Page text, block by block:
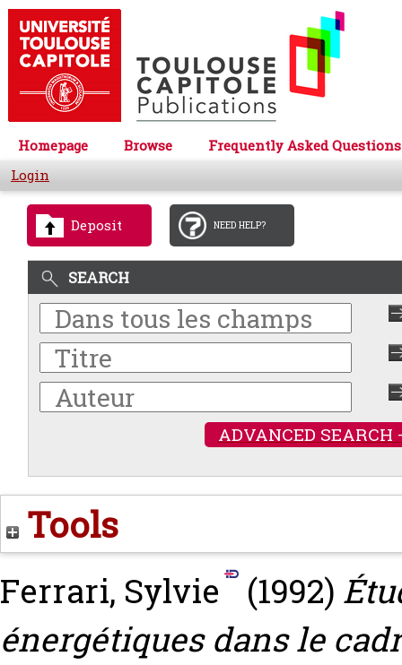
Homepage Browse
Frequently Asked Questions
Login
Deposit NEED HELP?
SEARCH
ADVANCED SEARCH
Tools
Ferrari, Sylvie (1992)
énergétiques dans le